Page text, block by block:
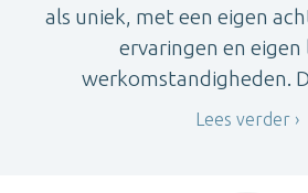
als uniek, met een eigen
ervaringen en eigen
werkomstandigheden.
Lees verder